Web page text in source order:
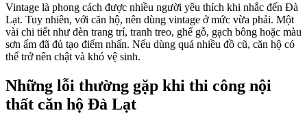
Vintage là phong cách được nhiều người yêu thích khi nhắc đến Đà
Lạt. Tuy nhiên, với căn hộ, nên dùng vintage ở mức vừa phải. Một
vài chi tiết như đèn trang trí, tranh treo, ghế gỗ, gạch bông hoặc màu
sơn ấm đã đủ tạo điểm nhấn. Nếu dùng quá nhiều đồ cũ, căn hộ có
thể trở nên chật và khó vệ sinh.
Những lỗi thường gặp khi thi công nội
thất căn hộ Đà Lạt